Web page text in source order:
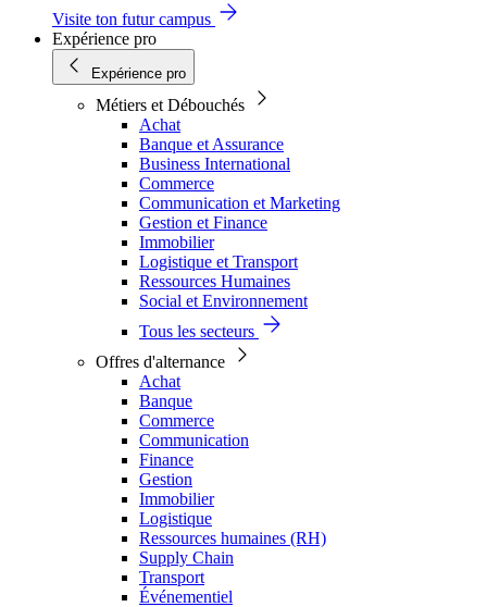
Visite ton futur campus
Expérience pro
Expérience pro
Métiers et Débouchés
Achat
Banque et Assurance
Business International
Commerce
Communication et Marketing
Gestion et Finance
Immobilier
Logistique et Transport
Ressources Humaines
Social et Environnement
Tous les secteurs
Offres d'alternance
Achat
Banque
Commerce
Communication
Finance
Gestion
Immobilier
Logistique
Ressources humaines (RH)
Supply Chain
Transport
Événementiel